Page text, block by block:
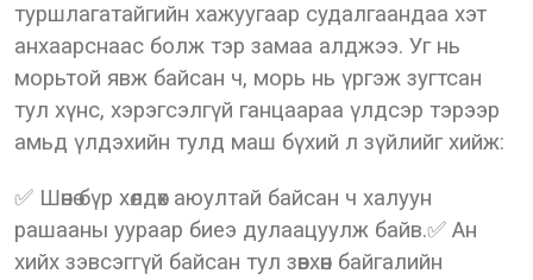
туршлагатайгийн хажуугаар судалгаандаа хэт
анхаарснаас болж тэр замаа алджээ. Уг нь
морьтой явж байсан ч, морь нь үргэж зугтсан
тул хүнс, хэрэгсэлгүй ганцаараа үлдсэр тэрээр
амьд үлдэхийн тулд маш бүхий л зүйлийг хийж:
✅ Шөнө бүр хөлдөх аюултай байсан ч халуун
рашааны уураар биеэ дулаацуулж байв.✅ Ан
хийх зэвсэггүй байсан тул зөвхөн байгалийн